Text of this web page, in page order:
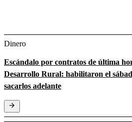
Dinero
Escándalo por contratos de última
Desarrollo Rural: habilitaron el
sacarlos adelante